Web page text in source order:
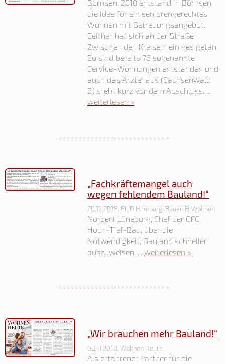
Börnsen. 2010 entstand in Börn­sen
die Idee für ein senioren­gerechtes
Wohnen mit Betreu­ungsangebot.
Seither hat sich an der Straße
Zwischen den Kreiseln einiges getan.
So sind bereits 76 sogenannte
Service-Wohnungen entstanden und
auch das Ärztehaus (Sachsen­wald
2) steht kurz vor dem Abschluss. ...
weiterlesen »
„Fachkräftemangel auch
wegen fehlendem Bauland!“
20.12.2018, BILD Hamburg: Bauen & Wohnen
Norbert Lüneburg, Chef der GFG
Hoch-Tief-Bau, über die
Notwendigkeit, Bauland schneller
auszuweisen. ... weiterlesen »
„Wir brauchen mehr Bauland!“
08.11.2018, Wohnen Heute
Als erfahrener Partner für die